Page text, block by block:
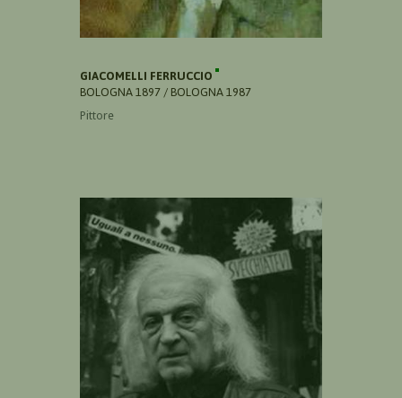
GIACOMELLI FERRUCCIO
BOLOGNA 1897 / BOLOGNA 1987
Pittore